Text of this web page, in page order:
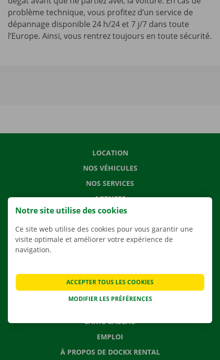
problème technique, vous profitez d’un service de
dépannage disponible 24 h/24 et 7 j/7 dans toute
l’Europe. Ainsi, vous rentrez toujours en toute sécurité.
LOCATION
NOS VÉHICULES
NOS SERVICES
AGENCES
APPLI
SOLUTIONS DE DÉMÉNAGEMENT
CONTACTEZ NOUS
QUESTIONS FRÉQUENTES
CARTE CADEAU
EMPLOI
À PROPOS DE DOCKX RENTAL
Notre site utilise des cookies
Ce site web utilise des cookies pour vous garantir une
visite optimale et améliorer votre expérience de
navigation.
MODIFIER LES PRÉFÉRENCES
ACCEPTER TOUS LES COOKIES